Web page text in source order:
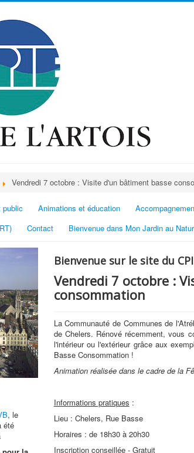
Vendredi 7 octobre : Visite d'un bâtiment basse
Animations et éducation
Contact Bienvenue dans Mon Jardin au
, le
été
Bienvenue sur le site du
Vendredi 7 octobre :
consommation
La Communauté de Communes de
de Chelers. Rénové récemment, vous
l'intérieur ou l'extérieur grâce aux
Basse Consommation !
Animation réalisée dans le cadre de la
Informations pratiques :
Lieu : Chelers, Rue Basse
Horaires : de 18h30 à 20h30
Inscription conseillée - Gratuit